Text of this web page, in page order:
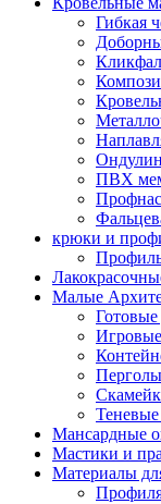
Гибкая
Ондулин
ПВХ
крюки и
Малые
Перголы
Мансардные
Мастики и
Материалы